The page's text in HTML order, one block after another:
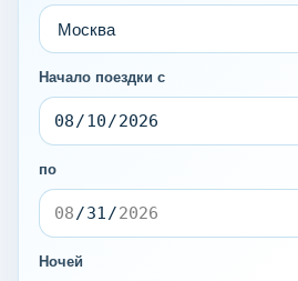
Начало поездки с
по
Ночей